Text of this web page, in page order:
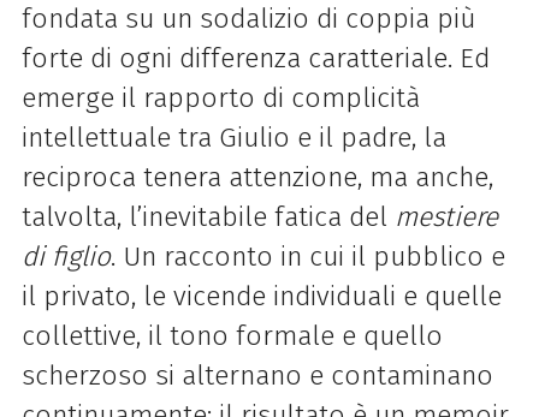
fondata su un sodalizio di coppia più
forte di ogni differenza caratteriale. Ed
emerge il rapporto di complicità
intellettuale tra Giulio e il padre, la
reciproca tenera attenzione, ma anche,
talvolta, l’inevitabile fatica del mestiere
di figlio. Un racconto in cui il pubblico e
il privato, le vicende individuali e quelle
collettive, il tono formale e quello
scherzoso si alternano e contaminano